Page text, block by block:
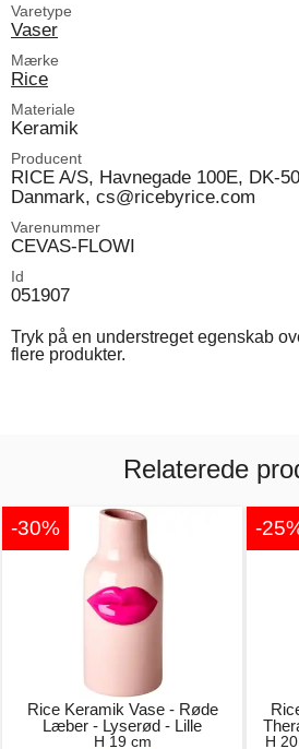
Varetype
Vaser
Mærke
Rice
Materiale
Keramik
Producent
RICE A/S, Havnegade 100E, DK-
Danmark, cs@ricebyrice.com
Varenummer
CEVAS-FLOWI
Id
051907
Tryk på en understreget egenskab
flere produkter.
Relaterede
-30%
Rice Keramik Vase - Røde
Læber - Lyserød - Lille
H 19 cm
-
H